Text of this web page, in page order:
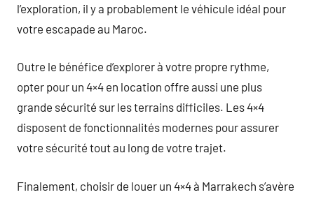
l’exploration, il y a probablement le véhicule idéal pour
votre escapade au Maroc.
Outre le bénéfice d’explorer à votre propre rythme,
opter pour un 4×4 en location offre aussi une plus
grande sécurité sur les terrains difficiles. Les 4×4
disposent de fonctionnalités modernes pour assurer
votre sécurité tout au long de votre trajet.
Finalement, choisir de louer un 4×4 à Marrakech s’avère